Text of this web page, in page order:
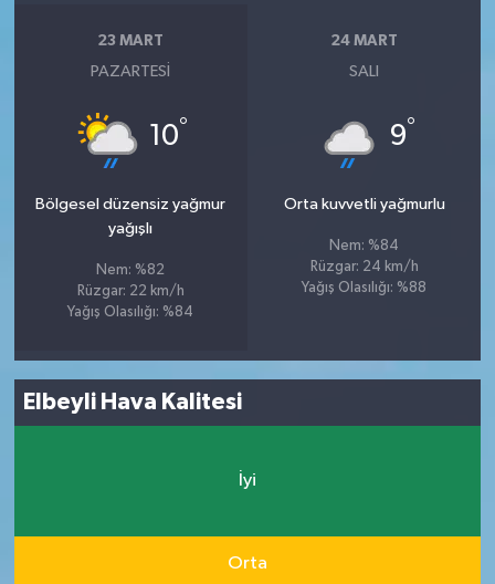
23 MART
PAZARTESI
10°
Bölgesel düzensiz yağmur
yağışlı
Nem: %82
Rüzgar: 22 km/h
Yağış Olasılığı: %84
24 MART
SALI
9°
Orta kuvvetli yağmurlu
Nem: %84
Rüzgar: 24 km/h
Yağış Olasılığı: %88
Elbeyli Hava Kalitesi
İyi
Orta